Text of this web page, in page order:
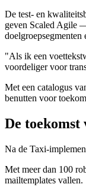
De test- en
geven Scaled Agile
doelgroepsegmenten
"Als ik een
voordeliger voor
Met een catalogus
benutten voor
De
Na de Taxi-
Met meer dan 100
mailtemplates vallen.